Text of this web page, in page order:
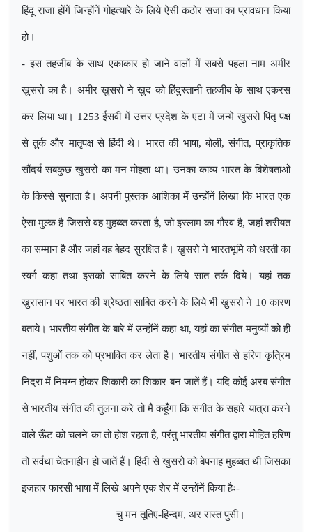
हिंदू राजा होंगें जिन्होंनें गोहत्यारे के लिये ऐसी कठोर सजा का प्रावधान किया
हो।
- इस तहजीब के साथ एकाकार हो जाने वालों में सबसे पहला नाम अमीर
खुसरो का है। अमीर खुसरो ने खुद को हिंदुस्तानी तहजीब के साथ एकरस
कर लिया था। 1253 ईसवी में उत्तर प्रदेश के एटा में जन्मे खुसरो पितृ पक्ष
से तुर्क और मातृपक्ष से हिंदी थे। भारत की भाषा,बोली,संगीत,प्राकृतिक
सौंदर्य सबकुछ खुसरो का मन मोहता था। उनका काव्य भारत के बिशेषताओं
के किस्से सुनाता है। अपनी पुस्तक आशिका में उन्होंनें लिखा कि भारत एक
ऐसा मुल्क है जिससे वह मुहब्ब्त करता है,जो इस्लाम का गौरव है,जहां शरीयत
का सम्मान है और जहां वह बेहद सुरक्षित है। खुसरो ने भारतभूमि को धरती का
स्वर्ग कहा तथा इसको साबित करने के लिये सात तर्क दिये। यहां तक
खुरासान पर भारत की श्रेष्ठता साबित करने के लिये भी खुसरो ने 10 कारण
बताये। भारतीय संगीत के बारे में उन्होंनें कहा था,यहां का संगीत मनुष्यों को ही
नहीं,पशुओं तक को प्रभावित कर लेता है। भारतीय संगीत से हरिण कृत्रिम
निद्रा में निमग्न होकर शिकारी का शिकार बन जातें हैं। यदि कोई अरब संगीत
से भारतीय संगीत की तुलना करे तो मैं कहूँगा कि संगीत के सहारे यात्रा करने
वाले ऊँट को चलने का तो होश रहता है,परंतु भारतीय संगीत द्वारा मोहित हरिण
तो सर्वथा चेतनाहीन हो जातें हैं। हिंदी से खुसरो को बेपनाह मुहब्बत थी जिसका
इजहार फारसी भाषा में लिखे अपने एक शेर में उन्होंनें किया हैः-
चु मन तूतिए-हिन्दम, अर रास्त पुसी।